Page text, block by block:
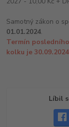
Samotný zákon o
01.01.2024.
Termín
kolku je
Líbil